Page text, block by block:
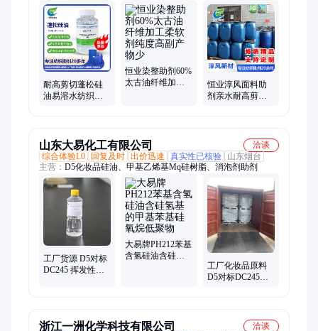
超松软硅油CF-10、液氨丝光硅油CF98、亲水蓬松硅油CF66、亲
水挺滑硅油CF66、太古油、无醛固色剂、涤棉固色剂、涤纶固
色剂、耐碱渗透剂、丝光渗透剂、软滑原油CF-7、蓬松原油CF-
12、氨基原油CF-13、氨基原油CF-314、棉用亲水原油CF-6、超
平滑原油CF-89、浴中柔软剂CF887、高浓化纤整理剂CF6、涤纶
速干整理剂CF8、染色同浴柔软剂CF8
耐高剪切蓬松硅
油易溶水纺织助
恒业染整助剂60%
太古油纤维加工
恒业淳风面料助
剂亲水耐高剪切
山东大易化工有限公司
洽谈
综合体验L0
回复及时 出价迅速 真实性已核验
山东烟台
主营： D5化妆品硅油、甲基乙烯基Mq硅树脂、消泡剂助剂
工厂货源 D5对标
DC245 挥发性硅
大易牌PH212苯基
含氢硅油含硅氢
工厂化妆品原料
D5对标DC245良
浙江一洲化学科技有限公司
洽谈